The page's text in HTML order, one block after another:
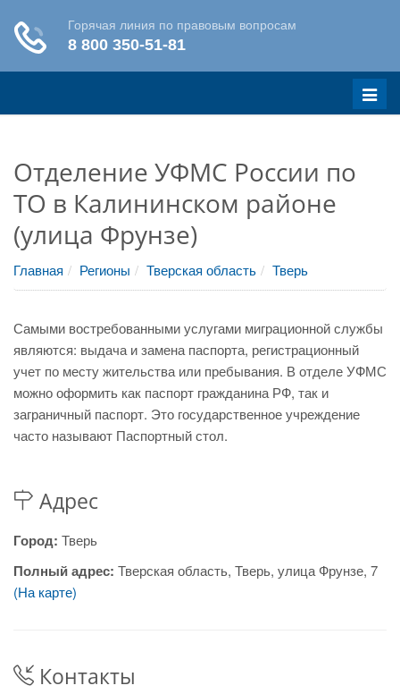
Меню
Отделение УФМС России по
ТО в Калининском районе
(улица Фрунзе)
Главная Регионы Тверская область Тверь
Самыми востребованными услугами миграционной службы
являются: выдача и замена паспорта, регистрационный
учет по месту жительства или пребывания. В отделе УФМС
можно оформить как паспорт гражданина РФ, так и
заграничный паспорт. Это государственное учреждение
часто называют Паспортный стол.
Адрес
Город: Тверь
Полный адрес: Тверская область, Тверь, улица Фрунзе, 7
(На карте)
Контакты